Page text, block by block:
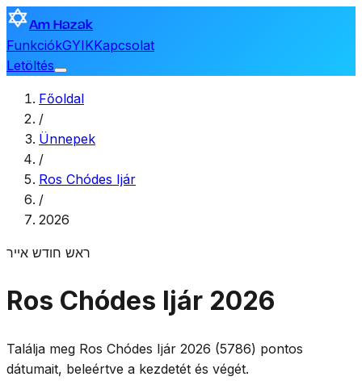
Am Hazak
FunkciókGYIKKapcsolat
Letöltés
Főoldal
/
Ünnepek
/
Ros Chódes Ijár
/
2026
ראש חודש אייר
Ros Chódes Ijár 2026
Találja meg Ros Chódes Ijár 2026 (5786) pontos
dátumait, beleértve a kezdetét és végét.